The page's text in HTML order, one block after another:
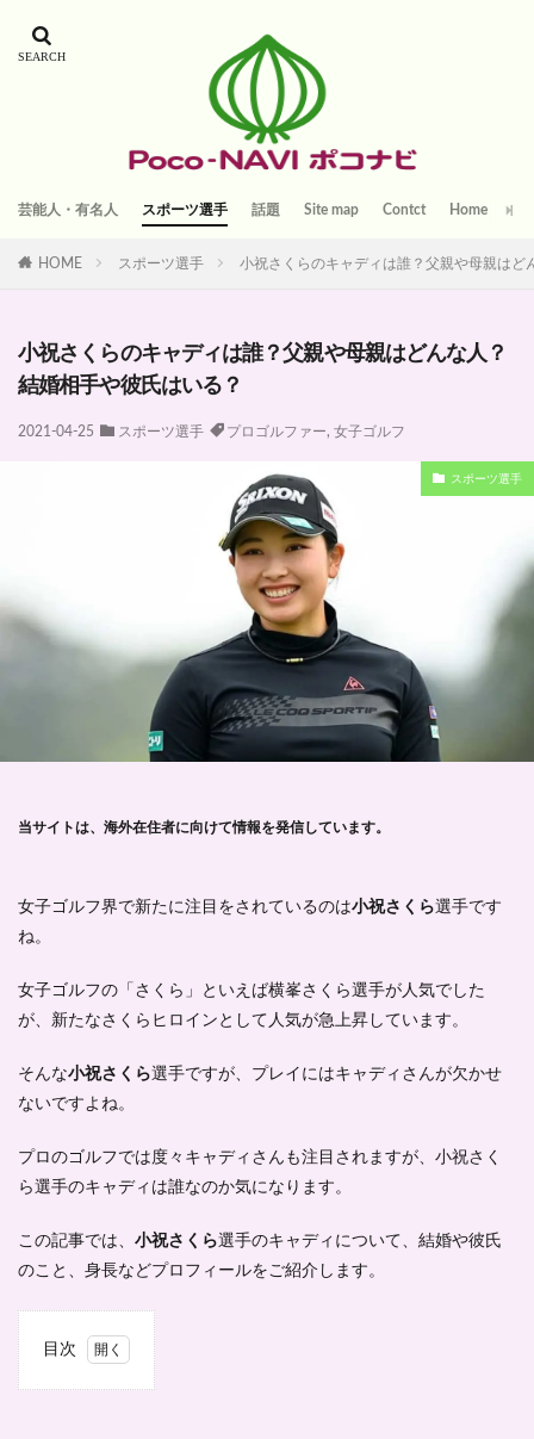
芸能人・有名人 スポーツ選手 話題 Site map Contct Home
HOME スポーツ選手 小祝さくらのキャディは誰？父親や母親はど
小祝さくらのキャディは誰？父親や母親はどんな人？
結婚相手や彼氏はいる？
2021-04-25 スポーツ選手 プロゴルファー, 女子ゴルフ
スポーツ選手
当サイトは、海外在住者に向けて情報を発信しています。
女子ゴルフ界で新たに注目をされているのは小祝さくら選手です
ね。
女子ゴルフの「さくら」といえば横峯さくら選手が人気でした
が、新たなさくらヒロインとして人気が急上昇しています。
そんな小祝さくら選手ですが、プレイにはキャディさんが欠かせ
ないですよね。
プロのゴルフでは度々キャディさんも注目されますが、小祝さく
ら選手のキャディは誰なのか気になります。
この記事では、 小祝さくら選手のキャディについて、結婚や彼氏
のこと、身長などプロフィールをご紹介します。
目次